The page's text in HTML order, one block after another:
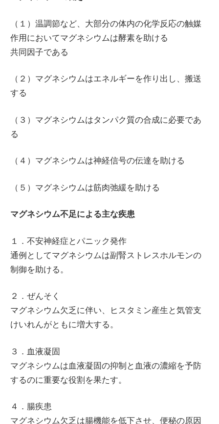
（１）温調節など、大部分の体内の化学反応の触媒
作用においてマグネシウムは酵素を助ける
共同因子である
（２）マグネシウムはエネルギーを作り出し、搬送
する
（３）マグネシウムはタンパク質の合成に必要であ
る
（４）マグネシウムは神経信号の伝達を助ける
（５）マグネシウムは筋肉弛緩を助ける
マグネシウム不足による主な疾患
１．不安神経症とパニック発作
通例としてマグネシウムは副腎ストレスホルモンの
制御を助ける。
２．ぜんそく
マグネシウム欠乏に伴い、ヒスタミン産生と気管支
けいれんがともに増大する。
３．血液凝固
マグネシウムは血液凝固の抑制と血液の濃縮を予防
するのに重要な役割を果たす。
４．腸疾患
マグネシウム欠乏は腸機能を低下させ、便秘の原因